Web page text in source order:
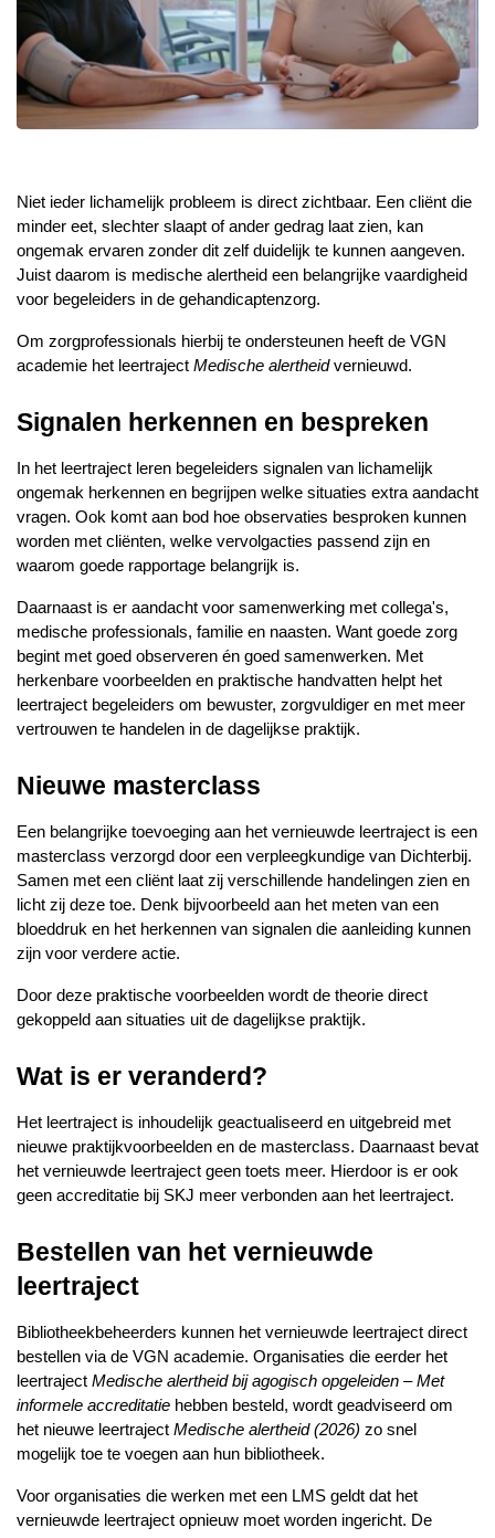
o
9
j
s
n
Niet ieder lichamelijk probleem is direct zichtbaar. Een cliënt die
minder eet, slechter slaapt of ander gedrag laat zien, kan
ongemak ervaren zonder dit zelf duidelijk te kunnen aangeven.
Juist daarom is medische alertheid een belangrijke vaardigheid
voor begeleiders in de gehandicaptenzorg.
Om zorgprofessionals hierbij te ondersteunen heeft de VGN
academie het leertraject Medische alertheid vernieuwd.
Signalen herkennen en bespreken
In het leertraject leren begeleiders signalen van lichamelijk
ongemak herkennen en begrijpen welke situaties extra aandacht
vragen. Ook komt aan bod hoe observaties besproken kunnen
worden met cliënten, welke vervolgacties passend zijn en
waarom goede rapportage belangrijk is.
Daarnaast is er aandacht voor samenwerking met collega's,
medische professionals, familie en naasten. Want goede zorg
begint met goed observeren én goed samenwerken. Met
herkenbare voorbeelden en praktische handvatten helpt het
leertraject begeleiders om bewuster, zorgvuldiger en met meer
vertrouwen te handelen in de dagelijkse praktijk.
Nieuwe masterclass
Een belangrijke toevoeging aan het vernieuwde leertraject is een
masterclass verzorgd door een verpleegkundige van Dichterbij.
Samen met een cliënt laat zij verschillende handelingen zien en
licht zij deze toe. Denk bijvoorbeeld aan het meten van een
bloeddruk en het herkennen van signalen die aanleiding kunnen
zijn voor verdere actie.
Door deze praktische voorbeelden wordt de theorie direct
gekoppeld aan situaties uit de dagelijkse praktijk.
Wat is er veranderd?
Het leertraject is inhoudelijk geactualiseerd en uitgebreid met
nieuwe praktijkvoorbeelden en de masterclass. Daarnaast bevat
het vernieuwde leertraject geen toets meer. Hierdoor is er ook
geen accreditatie bij SKJ meer verbonden aan het leertraject.
Bestellen van het vernieuwde
leertraject
Bibliotheekbeheerders kunnen het vernieuwde leertraject direct
bestellen via de VGN academie. Organisaties die eerder het
leertraject Medische alertheid bij agogisch opgeleiden – Met
informele accreditatie hebben besteld, wordt geadviseerd om
het nieuwe leertraject Medische alertheid (2026) zo snel
mogelijk toe te voegen aan hun bibliotheek.
Voor organisaties die werken met een LMS geldt dat het
vernieuwde leertraject opnieuw moet worden ingericht. De